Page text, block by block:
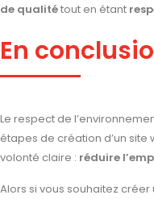
de qualitétout en étant
En
Le respect de
étapes de création d’un site
volonté claire : réduire
Alors si vous souhaitez